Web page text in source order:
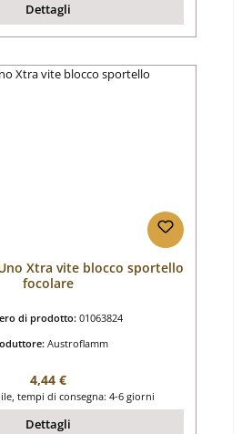
Dettagli
Xtra vite blocco sportello
focolare
di prodotto: 01063824
Austroflamm
Prezzo normale:
4,44 €
tempi di consegna: 4-6 giorni
Dettagli